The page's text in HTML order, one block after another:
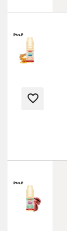
favorite_border